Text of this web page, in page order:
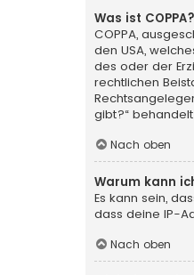
Was ist COPPA?
COPPA,
den USA,
des oder der
rechtlichen
gibt?“
Nach oben
Warum kann
Es kann sein,
dass deine IP-
Nach oben